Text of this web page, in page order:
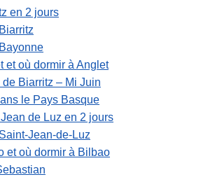
en 2 jours
et où dormir à Anglet
de Biarritz – Mi Juin
le Pays Basque
de Luz en 2 jours
Jean-de-Luz
et où dormir à Bilbao